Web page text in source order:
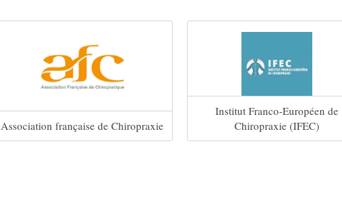
Association française de Chiropraxie
Institut Franco-Européen de
Chiropraxie (IFEC)